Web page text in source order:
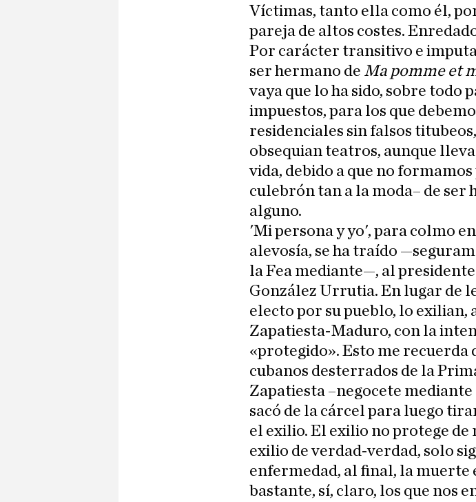
Víctimas, tanto ella como él,
pareja de altos costes.
Por carácter transitivo e
ser hermano de Ma pomme et
vaya que lo ha sido, sobre todo
impuestos, para los que
residenciales sin falsos
obsequian teatros, aunque
vida, debido a que no
culebrón tan a la moda– de ser
alguno.
'Mi persona y yo', para colmo
alevosía, se ha traído
la Fea mediante—, al
González Urrutia. En lugar de
electo por su pueblo, lo exilian,
Zapatiesta-Maduro, con la
«protegido». Esto me recuerda
cubanos desterrados de la
Zapatiesta –negocete
sacó de la cárcel para luego
el exilio. El exilio no protege de
exilio de verdad-verdad, solo
enfermedad, al final, la muerte
bastante, sí, claro, los que nos